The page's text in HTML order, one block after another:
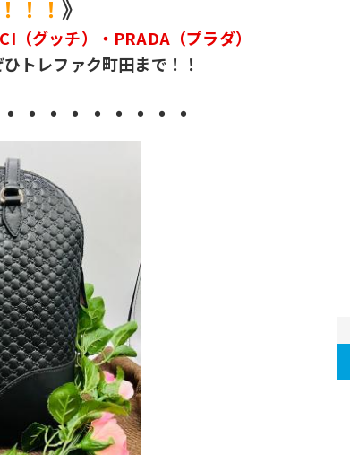
！！》
グッチ）・PRADA（プラダ）
トレファク町田まで！！
・・・・・・・・